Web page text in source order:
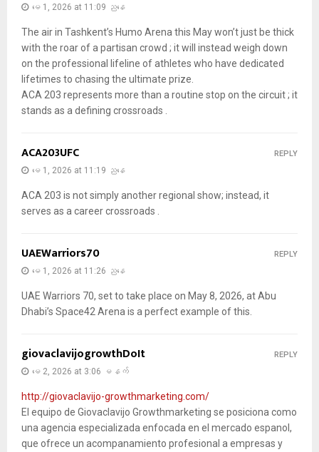
မေ 1, 2026 at 11:09 ညနေ
The air in Tashkent’s Humo Arena this May won’t just be thick
with the roar of a partisan crowd ; it will instead weigh down
on the professional lifeline of athletes who have dedicated
lifetimes to chasing the ultimate prize.
ACA 203 represents more than a routine stop on the circuit ; it
stands as a defining crossroads .
ACA203UFC
မေ 1, 2026 at 11:19 ညနေ
ACA 203 is not simply another regional show; instead, it
serves as a career crossroads .
REPLY
UAEWarriors70
မေ 1, 2026 at 11:26 ညနေ
UAE Warriors 70, set to take place on May 8, 2026, at Abu
Dhabi’s Space42 Arena is a perfect example of this.
REPLY
giovaclavijogrowthDoIt
မေ 2, 2026 at 3:06 မနက်
http://giovaclavijo-growthmarketing.com/
El equipo de Giovaclavijo Growthmarketing se posiciona como
una agencia especializada enfocada en el mercado espanol,
que ofrece un acompanamiento profesional a empresas y
REPLY